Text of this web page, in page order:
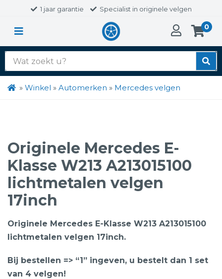
1 jaar garantie Specialist in originele velgen
0
Zoek
naar:
» Winkel » Automerken » Mercedes velgen
Originele Mercedes E-
Klasse W213 A213015100
lichtmetalen velgen
17inch
Originele Mercedes E-Klasse W213 A213015100
lichtmetalen velgen 17inch.
Bij bestellen => “1” ingeven, u bestelt dan 1 set
van 4 velgen!